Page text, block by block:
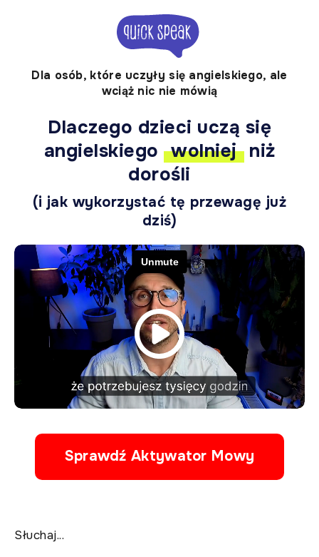
Dla osób, które uczyły się angielskiego, ale
wciąż nic nie mówią
Dlaczego dzieci uczą się
angielskiego wolniej niż
dorośli
(i jak wykorzystać tę przewagę już
dziś)
Sprawdź Aktywator Mowy
Słuchaj...